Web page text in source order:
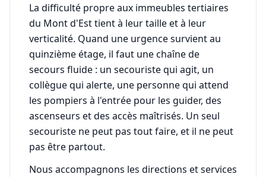
La difficulté propre aux immeubles tertiaires
du Mont d'Est tient à leur taille et à leur
verticalité. Quand une urgence survient au
quinzième étage, il faut une chaîne de
secours fluide : un secouriste qui agit, un
collègue qui alerte, une personne qui attend
les pompiers à l'entrée pour les guider, des
ascenseurs et des accès maîtrisés. Un seul
secouriste ne peut pas tout faire, et il ne peut
pas être partout.
Nous accompagnons les directions et services